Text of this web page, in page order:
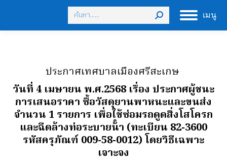
เมนู
Search:
ประกาศเทศบาลเมืองศรีสะเกษ
วันที่ 4 เมษายน พ.ศ.2568 เรื่อง ประกาศผู้ชนะ
การเสนอราคา ซื้อวัสดุยานพาหนะและขนส่ง
จํานวน 1 รายการ เพื่อใช้ซ่อมรถดูดสิ่งโสโครก
และฉีดล้างท่อระบายน้ํา (ทะเบียน 82-3600
รหัสครุภัณฑ์ 009-58-0012) โดยวิธีเฉพาะ
เจาะจง